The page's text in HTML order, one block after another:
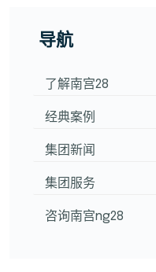
导航
了解南宫28
经典案例
集团新闻
集团服务
咨询南宫ng28